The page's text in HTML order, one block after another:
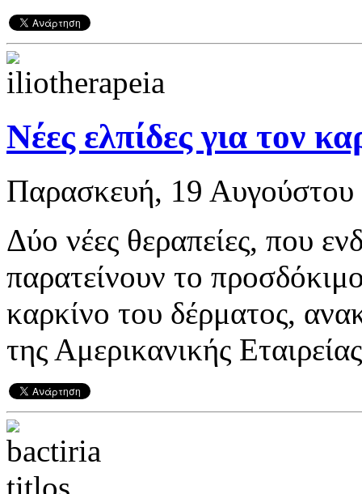
Νέες ελπίδες για τον
Παρασκευή, 19
Δύο νέες θεραπείες, που
παρατείνουν το
καρκίνο του δέρματος,
της Αμερικανικής